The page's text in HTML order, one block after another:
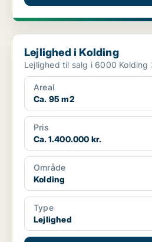
Lejlighed i Kolding
Lejlighed i Kolding
Areal
Ca. 95 m2
Pris
Ca. 1.400.000 kr.
Område
Kolding
Type
Lejlighed